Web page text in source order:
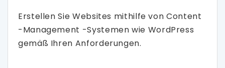
Erstellen Sie Websites mithilfe von Content
-Management -Systemen wie WordPress
gemäß Ihren Anforderungen.